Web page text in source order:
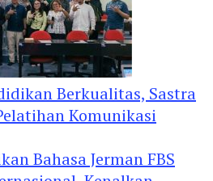
Berkualitas, Sastra
Komunikasi